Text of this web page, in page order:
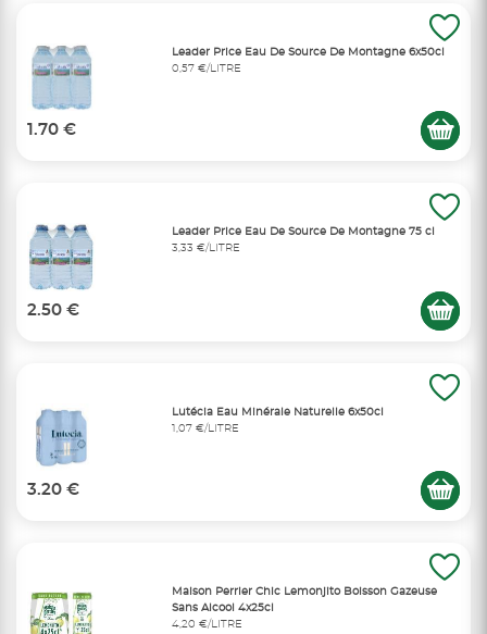
Leader Price Eau De Source De Montagne 6x50cl
0,57 €/LITRE
1.70 €
Leader Price Eau De Source De Montagne 75 cl
3,33 €/LITRE
2.50 €
Lutécia Eau Minérale Naturelle 6x50cl
1,07 €/LITRE
3.20 €
Maison Perrier Chic Lemonjito Boisson Gazeuse
Sans Alcool 4x25cl
4,20 €/LITRE